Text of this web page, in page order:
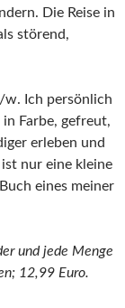
Die Reise in
störend,
w. Ich persönlich
Farbe, gefreut,
erleben und
nur eine kleine
eines meiner
und jede Menge
12,99 Euro.